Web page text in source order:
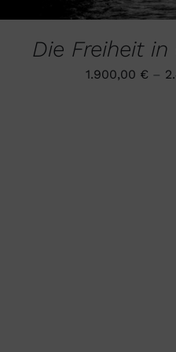
Die Freiheit
1.900,00 € –